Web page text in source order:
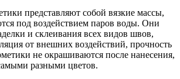
представляют собой вязкие массы,
под воздействием паров воды. Они
и склеивания всех видов швов,
от внешних воздействий, прочность
не окрашиваются после нанесения,
разными цветов.